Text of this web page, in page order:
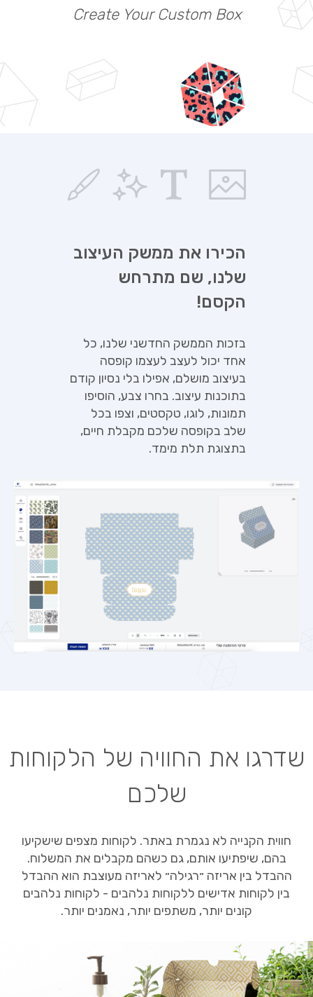
Create Your Custom Box
הכירו את ממשק העיצוב
שלנו, שם מתרחש
הקסם!
בזכות הממשק החדשני שלנו, כל
אחד יכול לעצב לעצמו קופסה
בעיצוב מושלם, אפילו בלי נסיון קודם
בתוכנות עיצוב. בחרו צבע, הוסיפו
תמונות, לוגו, טקסטים, וצפו בכל
שלב בקופסה שלכם מקבלת חיים,
בתצוגת תלת מימד.
שדרגו את החוויה של הלקוחות
שלכם
חווית הקנייה לא נגמרת באתר. לקוחות מצפים שישקיעו
בהם, שיפתיעו אותם, גם כשהם מקבלים את המשלוח.
ההבדל בין אריזה ״רגילה״ לאריזה מעוצבת הוא ההבדל
בין לקוחות אדישים ללקוחות נלהבים - לקוחות נלהבים
קונים יותר, משתפים יותר, נאמנים יותר.